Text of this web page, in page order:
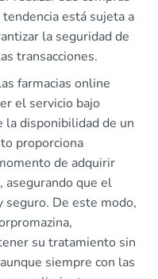
está sujeta a
la seguridad de
transacciones.
farmacias online
el servicio bajo
la disponibilidad de un
proporciona
de adquirir
asegurando que el
seguro. De este modo,
su tratamiento sin
siempre con las